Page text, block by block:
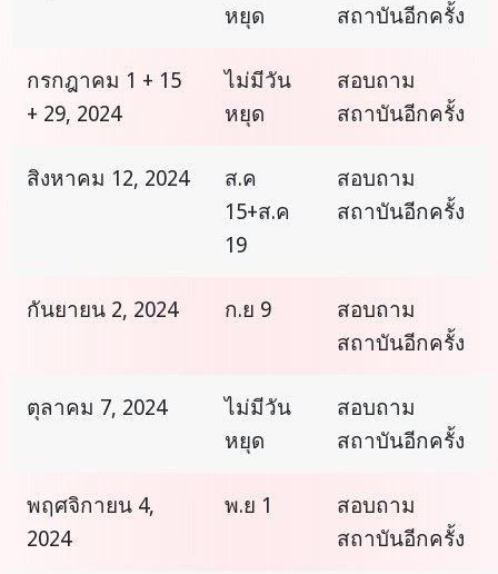
หยุด
สถาบันอีกครั้ง
กรกฎาคม 1 + 15
+ 29, 2024
ไม่มีวัน
หยุด
สอบถาม
สถาบันอีกครั้ง
สิงหาคม 12, 2024
ส.ค
15+ส.ค
19
สอบถาม
สถาบันอีกครั้ง
กันยายน 2, 2024 ก.ย 9
สอบถาม
สถาบันอีกครั้ง
ตุลาคม 7, 2024
ไม่มีวัน
หยุด
สอบถาม
สถาบันอีกครั้ง
พฤศจิกายน 4,
2024
พ.ย 1
สอบถาม
สถาบันอีกครั้ง